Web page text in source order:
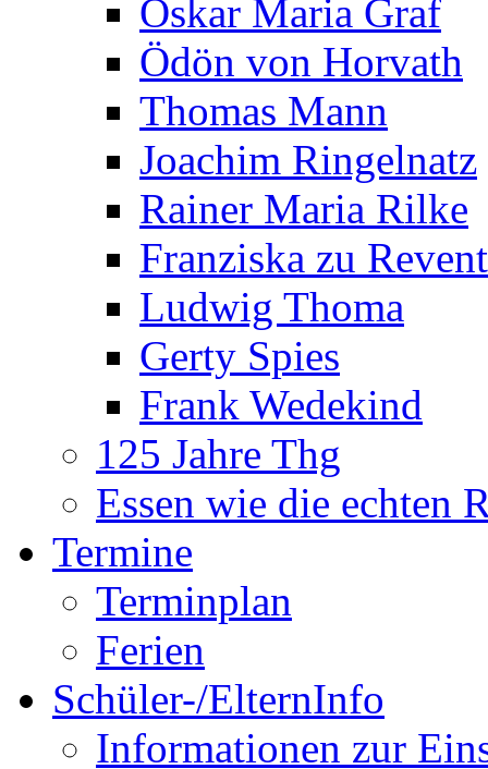
Oskar Maria Graf
Ödön von Horvath
Thomas Mann
Joachim Ringelnatz
Rainer Maria Rilke
Franziska zu
Ludwig Thoma
Gerty Spies
Frank Wedekind
125 Jahre Thg
Essen wie die echten
Termine
Terminplan
Ferien
Schüler-/ElternInfo
Informationen zur